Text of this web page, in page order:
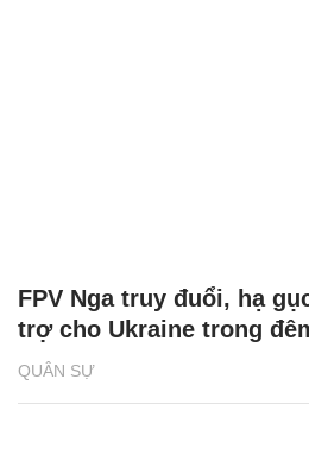
QUÂN SỰ
FPV Nga truy đuổi, hạ
trợ cho Ukraine trong